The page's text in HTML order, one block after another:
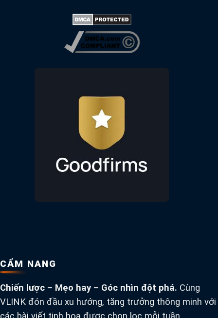
CẨM NANG
Chiến lược – Mẹo hay – Góc nhìn đột phá. Cùng
VLINK đón đầu xu hướng, tăng trưởng thông minh với